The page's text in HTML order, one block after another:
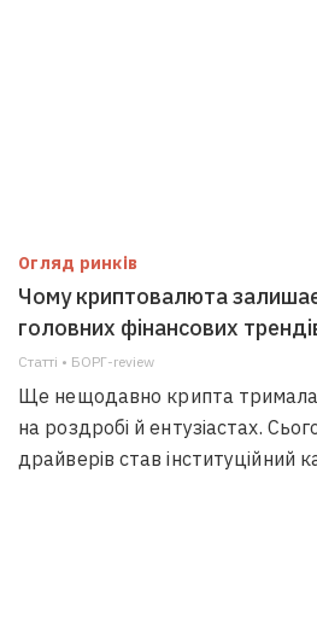
Огляд ринків
Чому криптовалюта
головних фінансових
Статті • БОРГ-review
Ще нещодавно крипта
на роздробі й ентузіастах.
драйверів став інституційний